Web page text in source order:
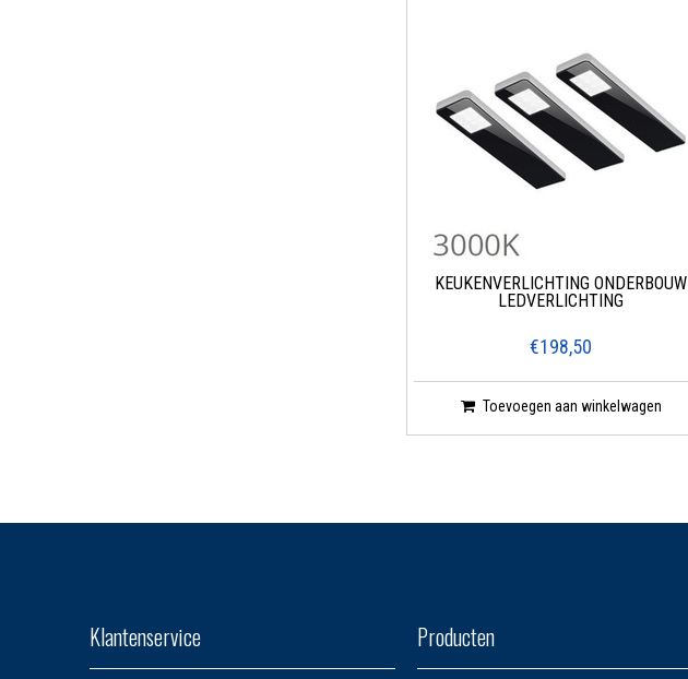
KEUKENVERLICHTING ONDERBOUW
LEDVERLICHTING
€198,50
Toevoegen aan winkelwagen
Klantenservice Producten